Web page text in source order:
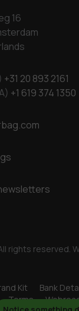
16
+31 20 893 2161
+1 619 374 1350
rights reserved.
Kit Bank
Terms